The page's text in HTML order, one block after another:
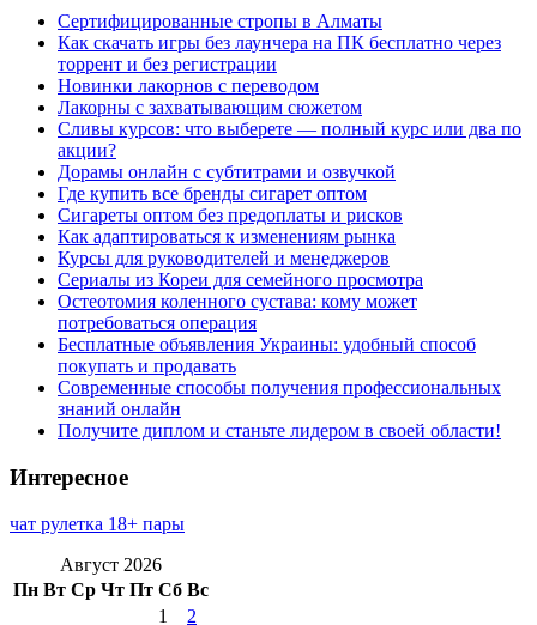
Сертифицированные стропы в Алматы
Как скачать игры без лаунчера на ПК бесплатно через
торрент и без регистрации
Новинки лакорнов с переводом
Лакорны с захватывающим сюжетом
Сливы курсов: что выберете — полный курс или два по
акции?
Дорамы онлайн с субтитрами и озвучкой
Где купить все бренды сигарет оптом
Сигареты оптом без предоплаты и рисков
Как адаптироваться к изменениям рынка
Курсы для руководителей и менеджеров
Сериалы из Кореи для семейного просмотра
Остеотомия коленного сустава: кому может
потребоваться операция
Бесплатные объявления Украины: удобный способ
покупать и продавать
Современные способы получения профессиональных
знаний онлайн
Получите диплом и станьте лидером в своей области!
Интересное
чат рулетка 18+ пары
Август 2026
Пн Вт Ср Чт Пт Сб Вс
1
2